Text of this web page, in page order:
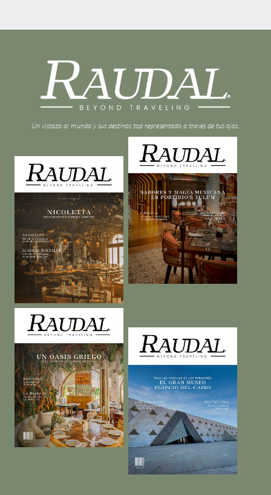
Un vistazo al mundo y sus destinos top representado a través de tus ojos.